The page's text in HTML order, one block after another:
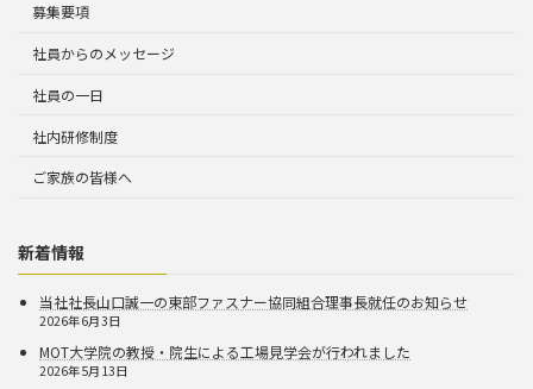
募集要項
社員からのメッセージ
社員の一日
社内研修制度
ご家族の皆様へ
新着情報
当社社長山口誠一の東部ファスナー協同組合理事長就任のお知らせ
2026年6月3日
MOT大学院の教授・院生による工場見学会が行われました
2026年5月13日